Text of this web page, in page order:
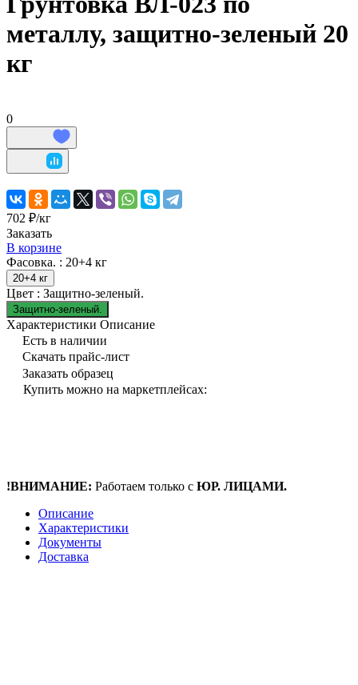
металлу, защитно-зеленый 20
кг
0
702 ₽/кг
Заказать
В корзине
Фасовка. : 20+4 кг
20+4 кг
Цвет : Защитно-зеленый.
Защитно-зеленый.
Характеристики Описание
Есть в наличии
Скачать прайс-лист
Заказать образец
Купить можно на маркетплейсах:
!ВНИМАНИЕ: Работаем только с ЮР. ЛИЦАМИ.
Описание
Характеристики
Документы
Доставка